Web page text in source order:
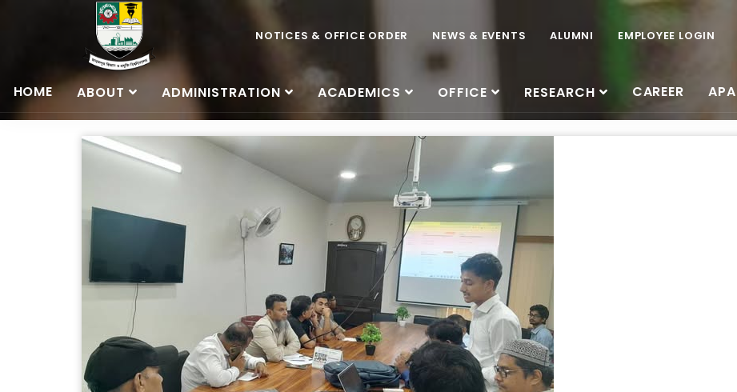
NOTICES & OFFICE ORDER NEWS & EVENTS ALUMNI EMPLOYEE LOGIN
HOME ABOUT ADMINISTRATION ACADEMICS OFFICE RESEARCH CAREER APA